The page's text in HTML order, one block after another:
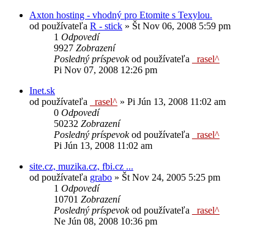
Axton hosting - vhodný pro Etomite s Texylou.
od používateľa R - stick » Št Nov 06, 2008 5:59 pm
1 Odpovedí
9927 Zobrazení
Posledný príspevokod používateľa
_rasel^
Pi Nov 07, 2008 12:26 pm
Inet.sk
od používateľa
_rasel^ » Pi Jún 13, 2008 11:02 am
0 Odpovedí
50232 Zobrazení
Posledný príspevokod používateľa
_rasel^
Pi Jún 13, 2008 11:02 am
site.cz, muzika.cz, fbi.cz ...
od používateľa grabo » Št Nov 24, 2005 5:25 pm
1 Odpovedí
10701 Zobrazení
Posledný príspevokod používateľa
_rasel^
Ne Jún 08, 2008 10:36 pm